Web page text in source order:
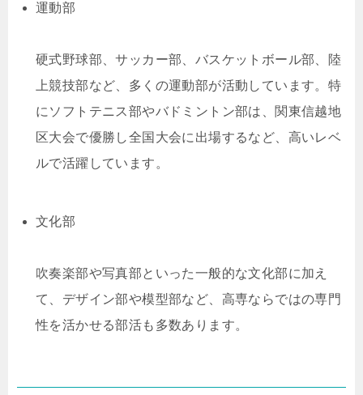
運動部
硬式野球部、サッカー部、バスケットボール部、陸
上競技部など、多くの運動部が活動しています。特
にソフトテニス部やバドミントン部は、関東信越地
区大会で優勝し全国大会に出場するなど、高いレベ
ルで活躍しています。
文化部
吹奏楽部や写真部といった一般的な文化部に加え
て、デザイン部や模型部など、高専ならではの専門
性を活かせる部活も多数あります。